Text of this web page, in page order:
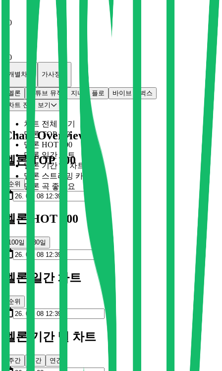
0
0
개별차트 가사정보
멜론 유튜브 뮤직 지니 플로 바이브
벅스
차트 전체 보기
차트 전체 보기
멜론 TOP 100
멜론 HOT 100
멜론 일간 차트
멜론 기간 별 차트
멜론 스트리밍 카드
멜론 곡 좋아요
Chart Overview
멜론 TOP 100
순위
멜론 HOT 100
100일 30일
멜론 일간 차트
순위
멜론 기간 별 차트
주간 월간 연간